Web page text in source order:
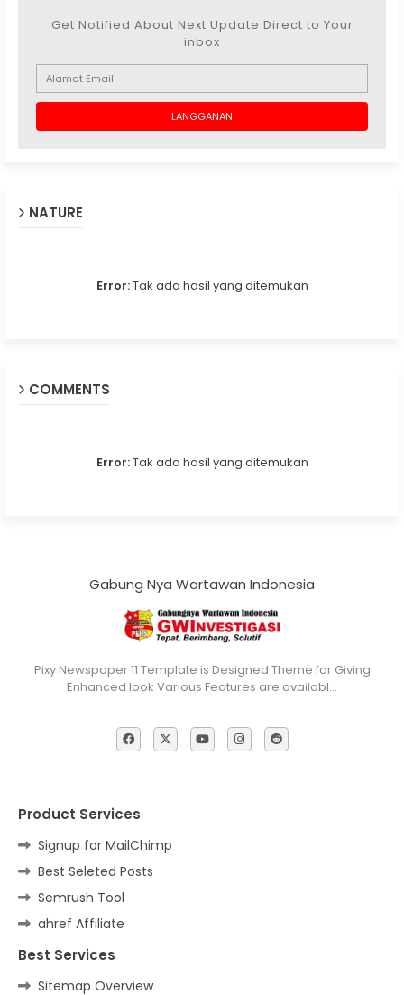
Get Notified About Next Update Direct to Your
inbox
NATURE
Error:Tak ada hasil yang ditemukan
COMMENTS
Error:Tak ada hasil yang ditemukan
Gabung Nya Wartawan Indonesia
Pixy Newspaper 11 Template is Designed Theme for Giving
Enhanced look Various Features are availabl…
Product Services
Signup for MailChimp
Best Seleted Posts
Semrush Tool
ahref Affiliate
Best Services
Sitemap Overview